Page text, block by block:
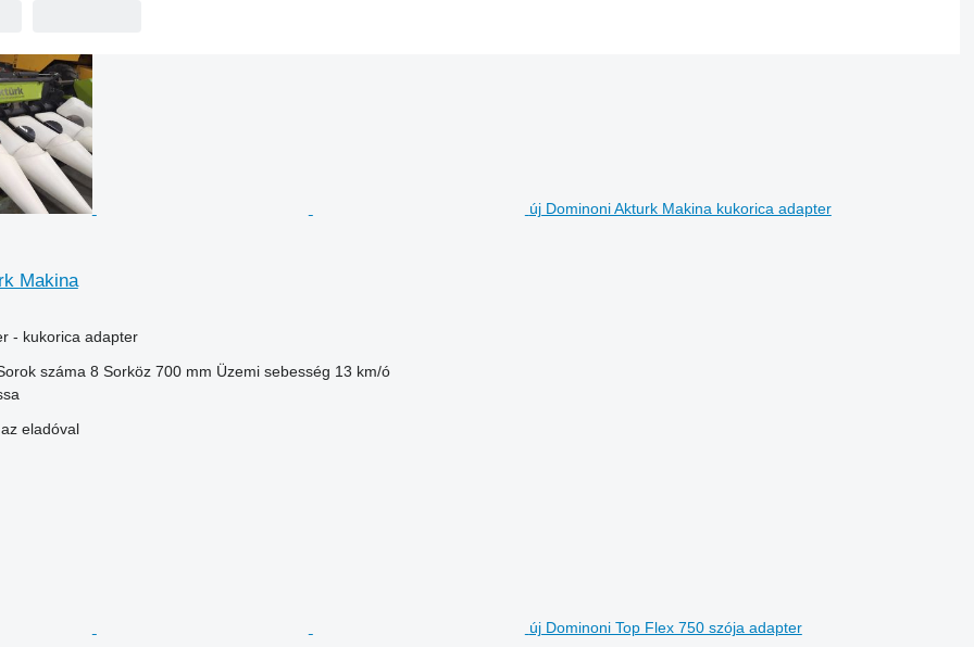
új Dominoni Akturk Makina kukorica adapter
Makina
- kukorica adapter
száma 8 Sorköz 700 mm Üzemi sebesség 13 km/ó
eladóval
új Dominoni Top Flex 750 szója adapter